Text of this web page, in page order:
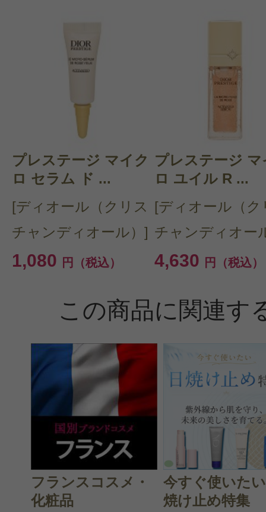
プレステージ マイク
ロ セラム ド ...
[ディオール（クリス
チャンディオール）]
1,080 円（税込）
プレステージ マ
ロ ユイル R ...
[ディオール（ク
チャンディオー
4,630 円（税込）
この商品に関連す
フランスコスメ・
化粧品
今すぐ使いた
焼け止め特集